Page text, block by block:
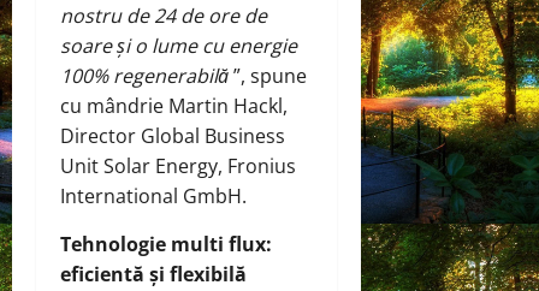
nostru de 24 de ore de
soare și o lume cu energie
100% regenerabilă”, spune
cu mândrie Martin Hackl,
Director Global Business
Unit Solar Energy, Fronius
International GmbH.
Tehnologie multi flux:
eficientă și flexibilă